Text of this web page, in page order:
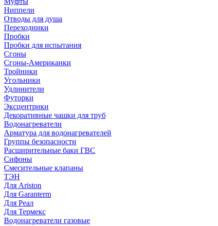
Ниппели
Отводы для душа
Переходники
Пробки
Пробки для испытания
Сгоны
Сгоны-Американки
Тройники
Угольники
Удлинители
Футорки
Эксцентрики
Декоративные чашки для труб
Водонагреватели
Арматура для водонагревателей
Группы безопасности
Расширительные баки ГВС
Сифоны
Смесительные клапаны
ТЭН
Для Ariston
Для Garanterm
Для Реал
Для Термекс
Водонагреватели газовые